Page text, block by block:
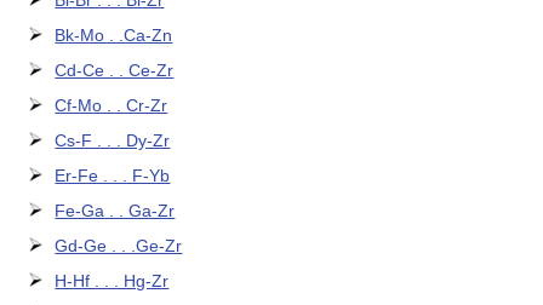
Bk-Mo . .Ca-Zn
Cd-Ce . . Ce-Zr
Cf-Mo . . Cr-Zr
Cs-F . . . Dy-Zr
Er-Fe . . . F-Yb
Fe-Ga . . Ga-Zr
Gd-Ge . . .Ge-Zr
H-Hf . . . Hg-Zr